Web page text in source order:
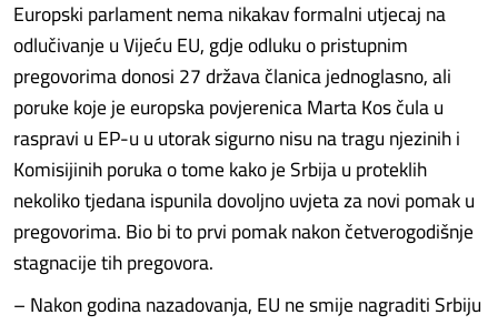
Europski parlament nema nikakav formalni utjecaj na
odlučivanje u Vijeću EU, gdje odluku o pristupnim
pregovorima donosi 27 država članica jednoglasno, ali
poruke koje je europska povjerenica Marta Kos čula u
raspravi u EP-u u utorak sigurno nisu na tragu njezinih i
Komisijinih poruka o tome kako je Srbija u proteklih
nekoliko tjedana ispunila dovoljno uvjeta za novi pomak u
pregovorima. Bio bi to prvi pomak nakon četverogodišnje
stagnacije tih pregovora.
– Nakon godina nazadovanja, EU ne smije nagraditi Srbiju